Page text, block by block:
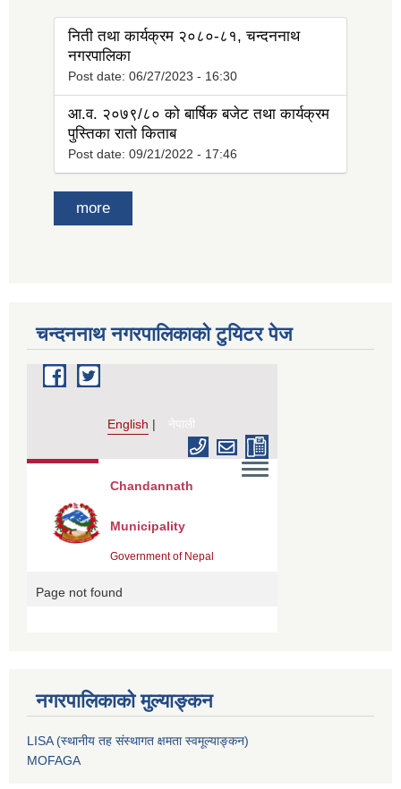
निती तथा कार्यक्रम २०८०-८१, चन्दननाथ
नगरपालिका
Post date: 06/27/2023 - 16:30
आ.व. २०७९/८० को बार्षिक बजेट तथा कार्यक्रम
पुस्तिका रातो किताब
Post date: 09/21/2022 - 17:46
more
चन्दननाथ नगरपालिकाको टुयिटर पेज
नगरपालिकाको मुल्याङ्कन
LISA (स्थानीय तह संस्थागत क्षमता स्वमूल्याङ्कन)
MOFAGA